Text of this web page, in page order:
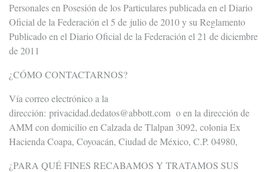
Personales en Posesión de los Particulares publicada en el Diario
Oficial de la Federación el 5 de julio de 2010 y su Reglamento
Publicado en el Diario Oficial de la Federación el 21 de diciembre
de 2011
¿CÓMO CONTACTARNOS?
Vía correo electrónico a la
dirección: privacidad.dedatos@abbott.com o en la dirección de
AMM con domicilio en Calzada de Tlalpan 3092, colonia Ex
Hacienda Coapa, Coyoacán, Ciudad de México, C.P. 04980,
¿PARA QUÉ FINES RECABAMOS Y TRATAMOS SUS